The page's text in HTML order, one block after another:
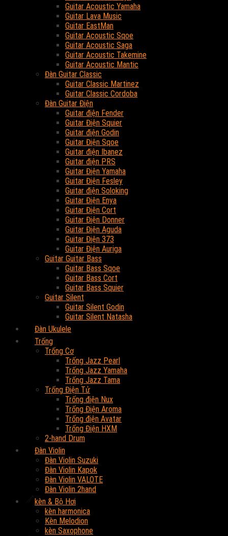
Guitar Acoustic Yamaha
Guitar Lava Music
Guitar EastMan
Guitar Acoustic Sqoe
Guitar Acoustic Saga
Guitar Acoustic Takemine
Guitar Acoustic Mantic
Đàn Guitar Classic
Guitar Classic Martinez
Guitar Classic Cordoba
Đàn Guitar Điện
Guitar điện Fender
Guitar Điện Squier
Guitar điện Godin
Guitar Điện Sqoe
Guitar điện Ibanez
Guitar điện PRS
Guitar Điện Yamaha
Guitar Điện Fesley
Guitar điện Soloking
Guitar Điện Enya
Guitar Điện Cort
Guitar Điện Donner
Guitar Điện Aguda
Guitar Điện 373
Guitar Điện Auriga
Guitar Guitar Bass
Guitar Bass Sqoe
Guitar Bass Cort
Guitar Bass Squier
Guitar Silent
Guitar Silent Godin
Guitar Silent Natasha
Đàn Ukulele
Trống
Trống Cơ
Trống Jazz Pearl
Trống Jazz Yamaha
Trống Jazz Tama
Trống Điện Tử
Trống điện Nux
Trống Điện Aroma
Trống điện Avatar
Trống Điện HXM
2-hand Drum
Đàn Violin
Đàn Violin Suzuki
Đàn Violin Kapok
Đàn Violin VALOTE
Đàn Violin 2hand
kèn & Bộ Hơi
kèn harmonica
Kèn Melodion
kèn Saxophone